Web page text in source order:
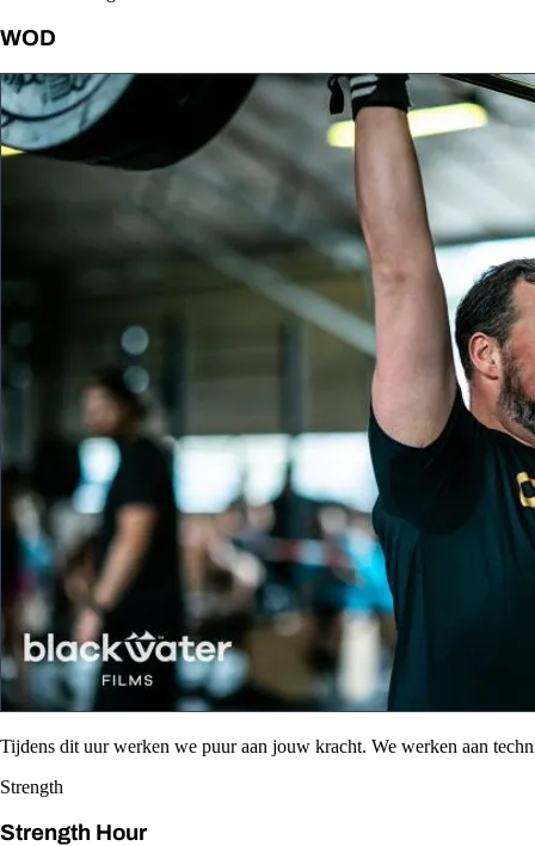
WOD
Tijdens dit uur werken we puur aan jouw kracht. We werken aan
Strength
Strength Hour